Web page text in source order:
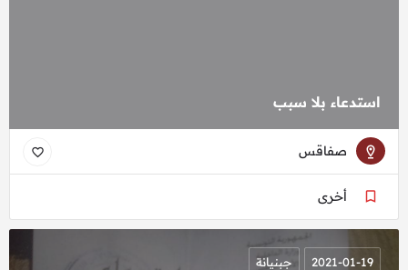
استدعاء بلا سبب
صفاقس
أخرى
2021-01-19 جبنيانة